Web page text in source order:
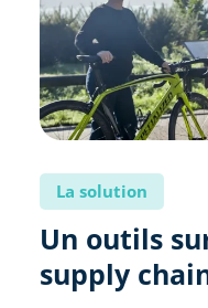
La solution
Un outils
supply